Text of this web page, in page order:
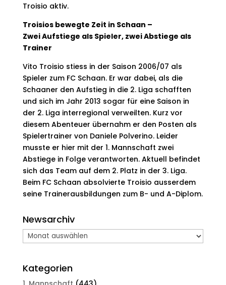
Troisio aktiv.
Troisios bewegte Zeit in Schaan –
Zwei Aufstiege als Spieler, zwei Abstiege als
Trainer
Vito Troisio stiess in der Saison 2006/07 als
Spieler zum FC Schaan. Er war dabei, als die
Schaaner den Aufstieg in die 2. Liga schafften
und sich im Jahr 2013 sogar für eine Saison in
der 2. Liga interregional verweilten. Kurz vor
diesem Abenteuer übernahm er den Posten als
Spielertrainer von Daniele Polverino. Leider
musste er hier mit der 1. Mannschaft zwei
Abstiege in Folge verantworten. Aktuell befindet
sich das Team auf dem 2. Platz in der 3. Liga.
Beim FC Schaan absolvierte Troisio ausserdem
seine Trainerausbildungen zum B- und A-Diplom.
Newsarchiv
Newsarchiv
Kategorien